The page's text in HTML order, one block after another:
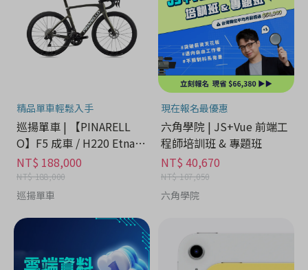
精品單車輕鬆入手
巡揚單車 | 【PINARELL
O】F5 成車 / H220 Etna B
lack Matt
NT$ 188,000
NT$ 188,000
巡揚單車
現在報名最優惠
六角學院 | JS+Vue 前端工
程師培訓班 & 專題班
NT$ 40,670
NT$ 107,050
六角學院